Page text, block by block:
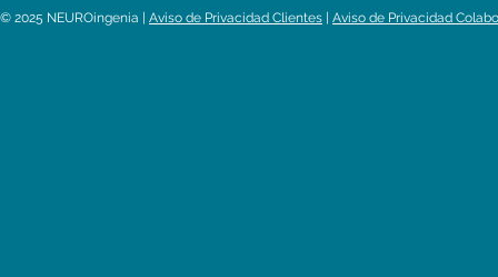
© 2025 NEUROingenia | Aviso de Privacidad Clientes Aviso de Privacidad